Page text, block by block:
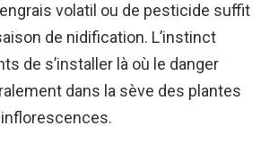
volatil ou de pesticide suffit
de nidification. L’instinct
de s’installer là où le danger
dans la sève des plantes
inflorescences.